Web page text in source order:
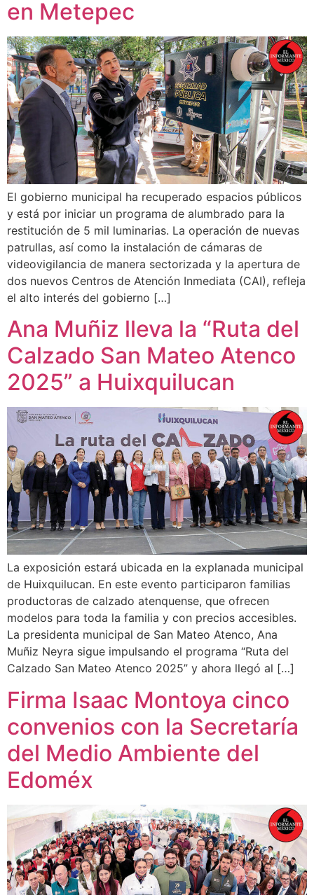
en Metepec
El gobierno municipal ha recuperado espacios públicos
y está por iniciar un programa de alumbrado para la
restitución de 5 mil luminarias. La operación de nuevas
patrullas, así como la instalación de cámaras de
videovigilancia de manera sectorizada y la apertura de
dos nuevos Centros de Atención Inmediata (CAI), refleja
el alto interés del gobierno […]
Ana Muñiz lleva la “Ruta del
Calzado San Mateo Atenco
2025” a Huixquilucan
La exposición estará ubicada en la explanada municipal
de Huixquilucan. En este evento participaron familias
productoras de calzado atenquense, que ofrecen
modelos para toda la familia y con precios accesibles.
La presidenta municipal de San Mateo Atenco, Ana
Muñiz Neyra sigue impulsando el programa “Ruta del
Calzado San Mateo Atenco 2025” y ahora llegó al […]
Firma Isaac Montoya cinco
convenios con la Secretaría
del Medio Ambiente del
Edoméx